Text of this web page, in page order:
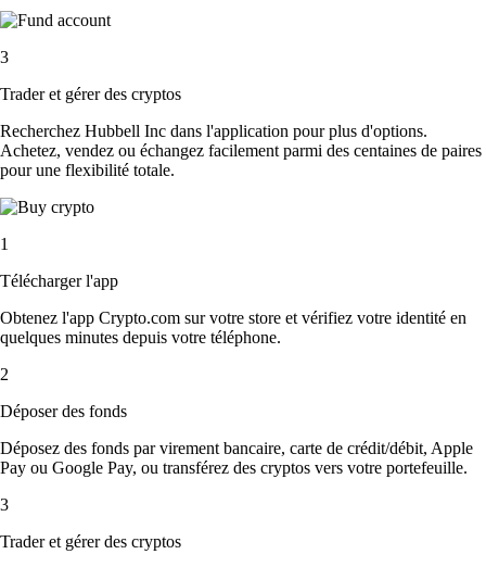
3
Trader et gérer des cryptos
Recherchez Hubbell Inc dans l'application pour plus d'options.
Achetez, vendez ou échangez facilement parmi des centaines de paires
pour une flexibilité totale.
1
Télécharger l'app
Obtenez l'app Crypto.com sur votre store et vérifiez votre identité en
quelques minutes depuis votre téléphone.
2
Déposer des fonds
Déposez des fonds par virement bancaire, carte de crédit/débit, Apple
Pay ou Google Pay, ou transférez des cryptos vers votre portefeuille.
3
Trader et gérer des cryptos